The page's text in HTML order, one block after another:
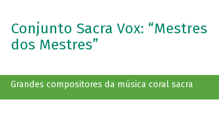
Conjunto Sacra Vox: “Mestres
dos Mestres”
Grandes compositores da música coral sacra